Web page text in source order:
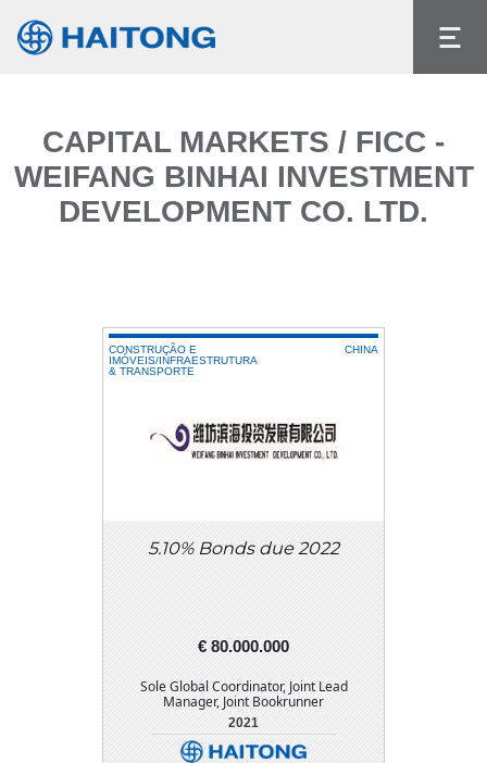
O conteúdo atual não existe no idioma que
selecionou.
CAPITAL MARKETS / FICC -
WEIFANG BINHAI INVESTMENT
DEVELOPMENT CO. LTD.
CONSTRUÇÃO E
IMÓVEIS/INFRAESTRUTURA
& TRANSPORTE
CHINA
5.10% Bonds due 2022
€ 80.000.000
Sole Global Coordinator, Joint Lead
Manager, Joint Bookrunner
2021
DETALHE DOWNLOAD